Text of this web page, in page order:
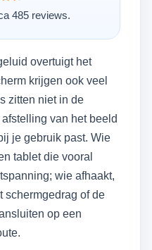
overtuigt het
krijgen ook veel
zitten niet in de
van het beeld
je gebruik past. Wie
tablet die vooral
wie afhaakt,
schermgedrag of de
op een
485 reviews.